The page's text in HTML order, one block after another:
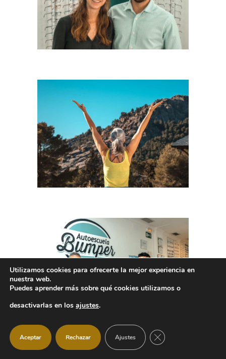
Utilizamos cookies para ofrecerte la mejor experiencia en
nuestra web.
Puedes aprender más sobre qué cookies utilizamos o
desactivarlas en los ajustes.
Aceptar Rechazar Ajustes CERRAR EL